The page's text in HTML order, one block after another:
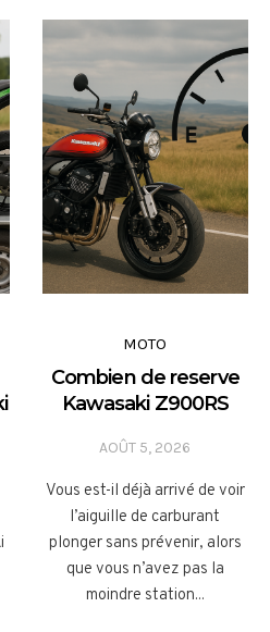
MOTO
Combien de reserve
Kawasaki Z900RS
AOÛT 5, 2026
Vous est-il déjà arrivé de voir
l’aiguille de carburant
plonger sans prévenir, alors
que vous n’avez pas la
moindre station...